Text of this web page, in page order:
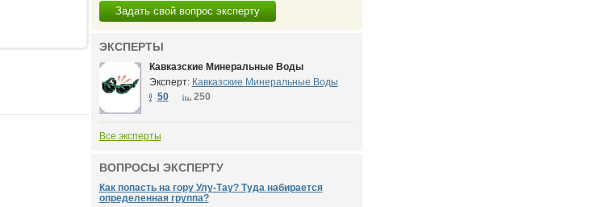
Задать свой вопрос эксперту
ЭКСПЕРТЫ
Кавказские Минеральные Воды
Эксперт: Кавказские Минеральные Воды
50
250
Все эксперты
ВОПРОСЫ ЭКСПЕРТУ
Как попасть на гору Улу-Тау? Туда набирается
определенная группа?